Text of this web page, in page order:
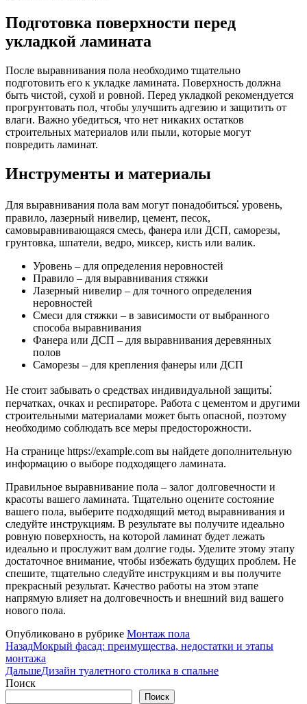
Подготовка поверхности перед
укладкой ламината
После выравнивания пола необходимо тщательно
подготовить его к укладке ламината. Поверхность должна
быть чистой, сухой и ровной. Перед укладкой рекомендуется
прогрунтовать пол, чтобы улучшить адгезию и защитить от
влаги. Важно убедиться, что нет никаких остатков
строительных материалов или пыли, которые могут
повредить ламинат.
Инструменты и материалы
Для выравнивания пола вам могут понадобиться⁚ уровень,
правило, лазерный нивелир, цемент, песок,
самовыравнивающаяся смесь, фанера или ДСП, саморезы,
грунтовка, шпатели, ведро, миксер, кисть или валик.
Уровень – для определения неровностей
Правило – для выравнивания стяжки
Лазерный нивелир – для точного определения
неровностей
Смеси для стяжки – в зависимости от выбранного
способа выравнивания
Фанера или ДСП – для выравнивания деревянных
полов
Саморезы – для крепления фанеры или ДСП
Не стоит забывать о средствах индивидуальной защиты⁚
перчатках, очках и респираторе. Работа с цементом и другими
строительными материалами может быть опасной, поэтому
необходимо соблюдать все меры предосторожности.
На странице https://example.com вы найдете дополнительную
информацию о выборе подходящего ламината.
Правильное выравнивание пола – залог долговечности и
красоты вашего ламината. Тщательно оцените состояние
вашего пола, выберите подходящий метод выравнивания и
следуйте инструкциям. В результате вы получите идеально
ровную поверхность, на которой ламинат будет лежать
идеально и прослужит вам долгие годы. Уделите этому этапу
достаточное внимание, чтобы избежать будущих проблем. Не
спешите, тщательно следуйте инструкциям и вы получите
прекрасный результат. Качество работы на этом этапе
напрямую влияет на долговечность и внешний вид вашего
нового пола.
Опубликовано в рубрике Монтаж пола
НазадМокрый фасад: преимущества, недостатки и этапы
монтажа
ДальшеДизайн туалетного столика в спальне
Поиск
Поиск